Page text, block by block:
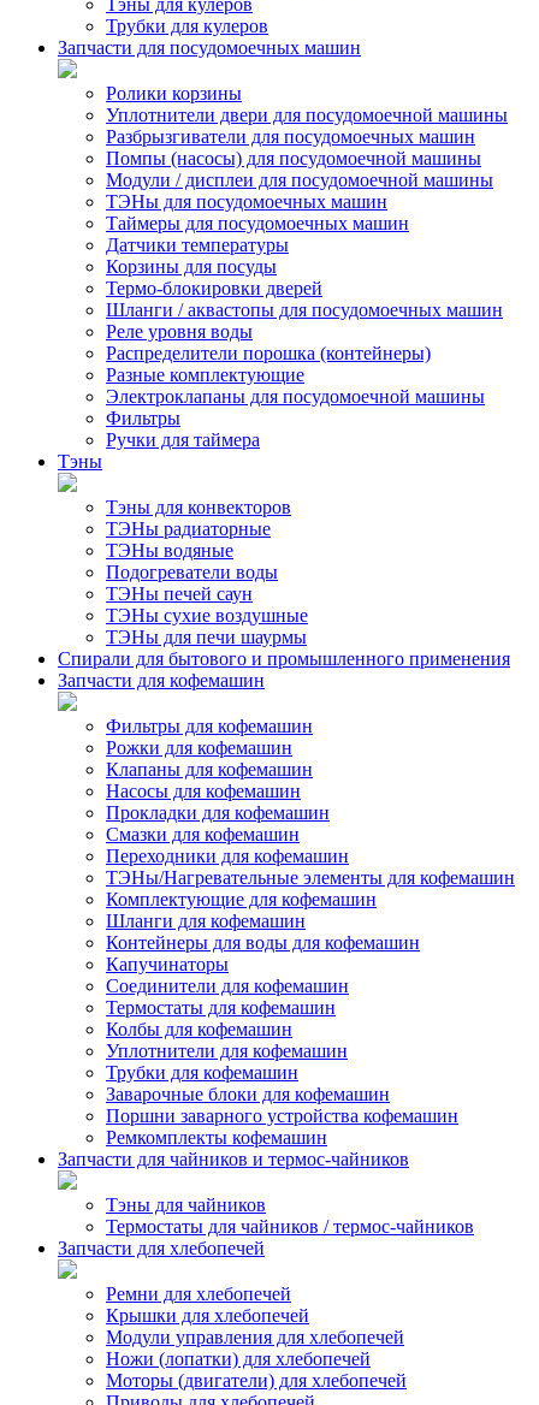
Трубки для кулеров
Запчасти для посудомоечных машин
Ролики корзины
Уплотнители двери для посудомоечной машины
Разбрызгиватели для посудомоечных машин
Помпы (насосы) для посудомоечной машины
Модули / дисплеи для посудомоечной машины
ТЭНы для посудомоечных машин
Таймеры для посудомоечных машин
Датчики температуры
Корзины для посуды
Термо-блокировки дверей
Шланги / аквастопы для посудомоечных машин
Реле уровня воды
Распределители порошка (контейнеры)
Разные комплектующие
Электроклапаны для посудомоечной машины
Фильтры
Ручки для таймера
Тэны
Тэны для конвекторов
ТЭНы радиаторные
ТЭНы водяные
Подогреватели воды
ТЭНы печей саун
ТЭНы сухие воздушные
ТЭНы для печи шаурмы
Спирали для бытового и промышленного применения
Запчасти для кофемашин
Фильтры для кофемашин
Рожки для кофемашин
Клапаны для кофемашин
Насосы для кофемашин
Прокладки для кофемашин
Смазки для кофемашин
Переходники для кофемашин
ТЭНы/Нагревательные элементы для кофемашин
Комплектующие для кофемашин
Шланги для кофемашин
Контейнеры для воды для кофемашин
Капучинаторы
Соединители для кофемашин
Термостаты для кофемашин
Колбы для кофемашин
Уплотнители для кофемашин
Трубки для кофемашин
Заварочные блоки для кофемашин
Поршни заварного устройства кофемашин
Ремкомплекты кофемашин
Запчасти для чайников и термос-чайников
Тэны для чайников
Термостаты для чайников / термос-чайников
Запчасти для хлебопечей
Ремни для хлебопечей
Крышки для хлебопечей
Модули управления для хлебопечей
Ножи (лопатки) для хлебопечей
Моторы (двигатели) для хлебопечей